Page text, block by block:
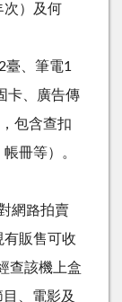
）及何
臺、筆電1
卡、廣告傳
包含查扣
冊等）。
網路拍賣
有販售可收
查該機上盒
、電影及